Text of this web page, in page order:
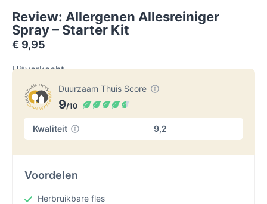
Review: Allergenen Allesreiniger
Spray – Starter Kit
€ 9,95
Uitverkocht
Duurzaam Thuis Score
9/10
Kwaliteit 9,2
Voordelen
Herbruikbare fles